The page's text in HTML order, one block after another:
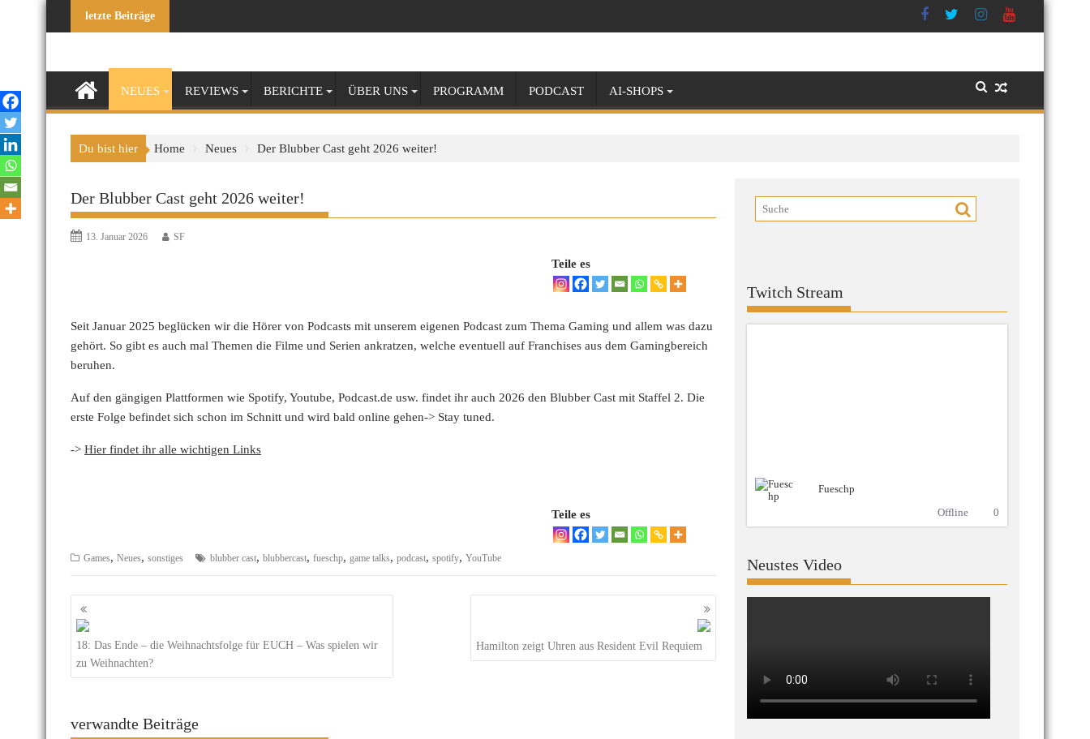
letzte Beiträge
NEUES REVIEWS BERICHTE ÜBER UNS PROGRAMM PODCAST AI-SHOPS
Du bist hier Home Neues Der Blubber Cast geht 2026 weiter!
Der Blubber Cast geht 2026 weiter!
13. Januar 2026 SF
Teile es
Seit Januar 2025 beglücken wir die Hörer von Podcasts mit unserem eigenen Podcast zum Thema Gaming und allem was dazu
gehört. So gibt es auch mal Themen die Filme und Serien ankratzen, welche eventuell auf Franchises aus dem Gamingbereich
beruhen.
Auf den gängigen Plattformen wie Spotify, Youtube, Podcast.de usw. findet ihr auch 2026 den Blubber Cast mit Staffel 2. Die
erste Folge befindet sich schon im Schnitt und wird bald online gehen-> Stay tuned.
-> Hier findet ihr alle wichtigen Links
Teile es
Games, Neues, sonstiges blubber cast, blubbercast, fueschp, game talks, podcast, spotify, YouTube
Beitragsnavigation
18: Das Ende – die Weihnachtsfolge für EUCH – Was spielen wir
zu Weihnachten?
Hamilton zeigt Uhren aus Resident Evil Requiem
verwandte Beiträge
Twitch Stream
Fueschp
Offline
0
Neustes Video